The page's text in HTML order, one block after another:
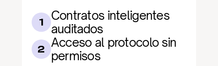
1
Contratos inteligentes
auditados
2 Acceso al protocolo sin
permisos